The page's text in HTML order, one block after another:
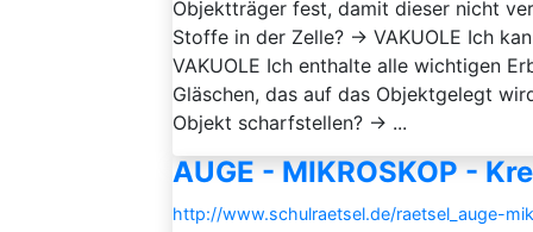
Objektträger fest, damit dieser nicht
Stoffe in der Zelle? → VAKUOLE Ich
VAKUOLE Ich enthalte alle wichtigen
Gläschen, das auf das Objektgelegt
Objekt scharfstellen? → ...
AUGE - MIKROSKOP -
http://www.schulraetsel.de/raetsel_auge-